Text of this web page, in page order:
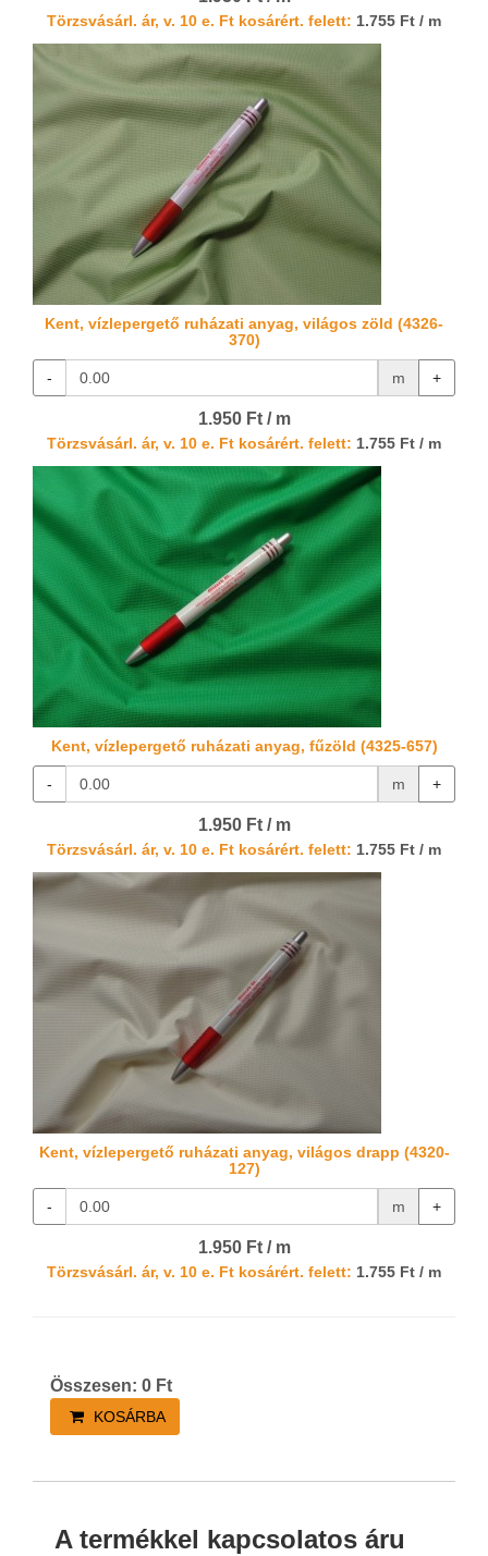
Törzsvásárl. ár, v. 10 e. Ft kosárért. felett: 1.755 Ft / m
Kent, vízlepergető ruházati anyag, világos zöld (4326-
370)
- m +
1.950 Ft / m
Törzsvásárl. ár, v. 10 e. Ft kosárért. felett: 1.755 Ft / m
Kent, vízlepergető ruházati anyag, fűzöld (4325-657)
- m +
1.950 Ft / m
Törzsvásárl. ár, v. 10 e. Ft kosárért. felett: 1.755 Ft / m
Kent, vízlepergető ruházati anyag, világos drapp (4320-
127)
- m +
1.950 Ft / m
Törzsvásárl. ár, v. 10 e. Ft kosárért. felett: 1.755 Ft / m
Összesen: 0 Ft
KOSÁRBA
A termékkel kapcsolatos áru